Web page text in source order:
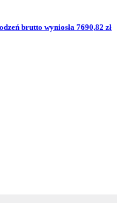
brutto wyniosła 7690,82 zł